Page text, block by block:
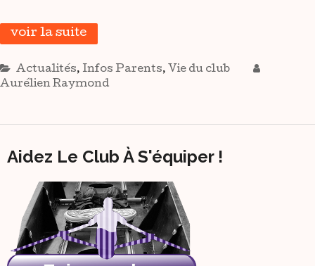
voir la suite
Actualités, Infos Parents, Vie du club
Aurélien Raymond
Aidez Le Club À S'équiper !